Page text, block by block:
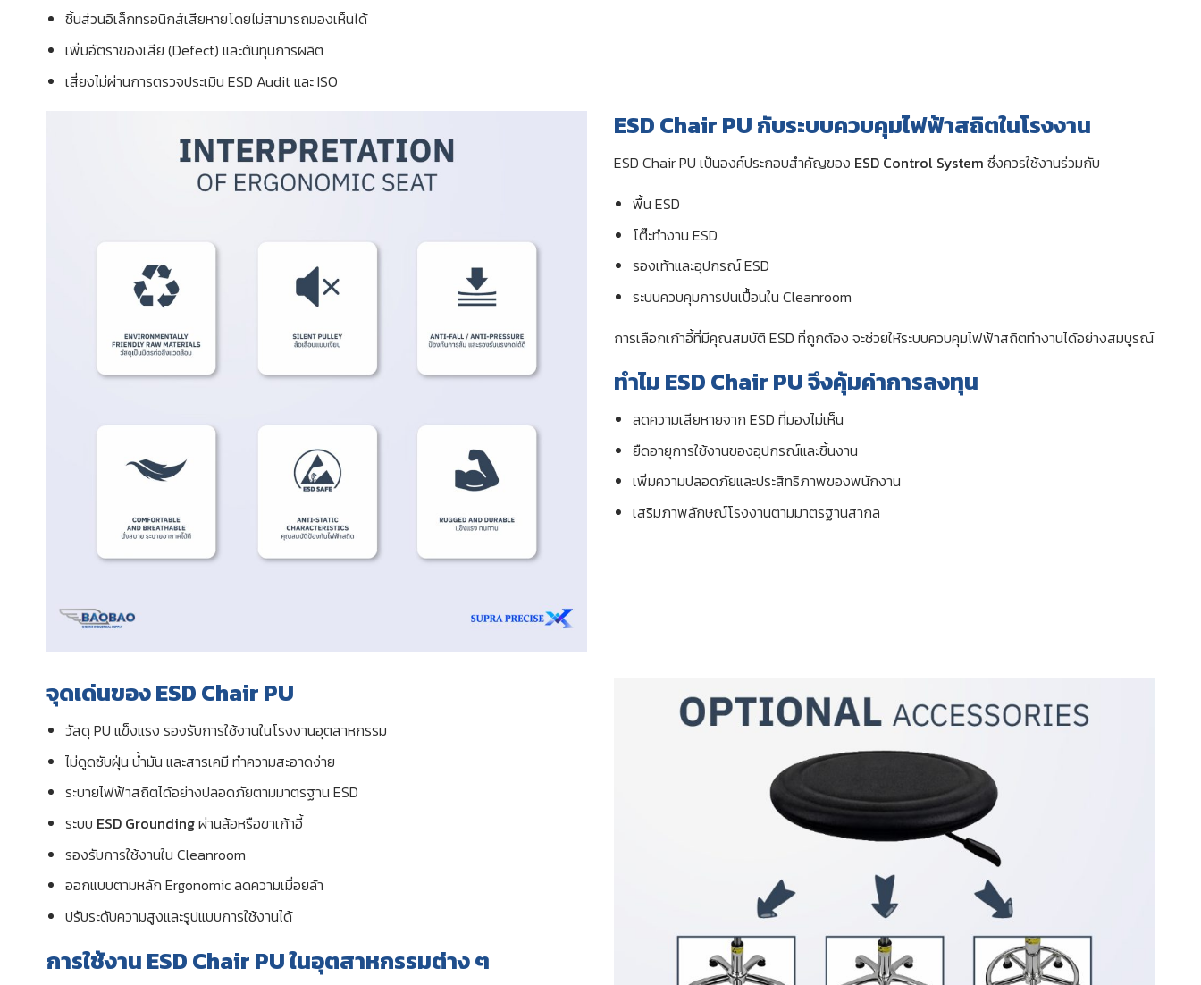
ชิ้นส่วนอิเล็กทรอนิกส์เสียหายโดยไม่สามารถมองเห็นได้
เพิ่มอัตราของเสีย (Defect) และต้นทุนการผลิต
เสี่ยงไม่ผ่านการตรวจประเมิน ESD Audit และ ISO
ESD Chair PU กับระบบควบคุมไฟฟ้าสถิตในโรงงาน
ESD Chair PU เป็นองค์ประกอบสำคัญของ ESD Control System ซึ่งควรใช้งานร่วมกับ
พื้น ESD
โต๊ะทำงาน ESD
รองเท้าและอุปกรณ์ ESD
ระบบควบคุมการปนเปื้อนใน Cleanroom
การเลือกเก้าอี้ที่มีคุณสมบัติ ESD ที่ถูกต้อง จะช่วยให้ระบบควบคุมไฟฟ้าสถิตทำงานได้อย่างสมบูรณ์
ทำไม ESD Chair PU จึงคุ้มค่าการลงทุน
ลดความเสียหายจาก ESD ที่มองไม่เห็น
ยืดอายุการใช้งานของอุปกรณ์และชิ้นงาน
เพิ่มความปลอดภัยและประสิทธิภาพของพนักงาน
เสริมภาพลักษณ์โรงงานตามมาตรฐานสากล
จุดเด่นของ ESD Chair PU
วัสดุ PU แข็งแรง รองรับการใช้งานในโรงงานอุตสาหกรรม
ไม่ดูดซับฝุ่น น้ำมัน และสารเคมี ทำความสะอาดง่าย
ระบายไฟฟ้าสถิตได้อย่างปลอดภัยตามมาตรฐาน ESD
ระบบ ESD Groundingผ่านล้อหรือขาเก้าอี้
รองรับการใช้งานใน Cleanroom
ออกแบบตามหลัก Ergonomic ลดความเมื่อยล้า
ปรับระดับความสูงและรูปแบบการใช้งานได้
การใช้งาน ESD Chair PU ในอุตสาหกรรมต่าง ๆ